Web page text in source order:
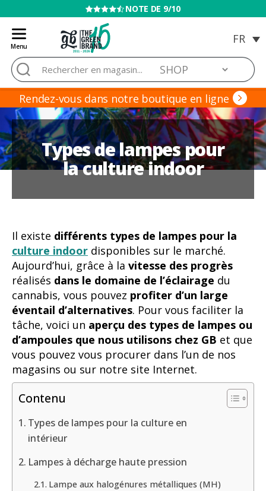
VENTE INTERDITE AUX MINEURS
Menu
Blog
de
Grow
Barato
Rechercher :
Rendez-vous dans notre boutique en ligne
Types de lampes pour
la culture indoor
Il existe différents types de lampes pour la
culture indoor disponibles sur le marché.
Aujourd’hui, grâce à la vitesse des progrès
réalisés dans le domaine de l’éclairage du
cannabis, vous pouvez profiter d’un large
éventail d’alternatives. Pour vous faciliter la
tâche, voici un aperçu des types de lampes ou
d’ampoules que nous utilisons chez GB et que
vous pouvez vous procurer dans l’un de nos
magasins ou sur notre site Internet.
Contenu
Types de lampes pour la culture en
intérieur
Lampes à décharge haute pression
Lampe aux halogénures métalliques (MH)